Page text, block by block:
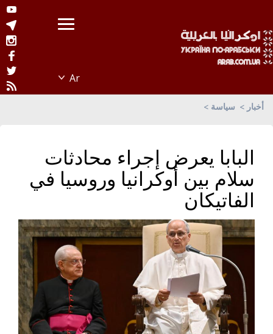
أخبار سياسة
البابا يعرض إجراء محادثات
سلام بين أوكرانيا وروسيا في
الفاتيكان